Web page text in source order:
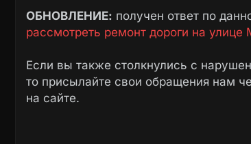
ОБНОВЛЕНИЕ: получен ответ по
рассмотреть ремонт дороги на улице
Если вы также столкнулись с
то присылайте свои обращения нам
на сайте.